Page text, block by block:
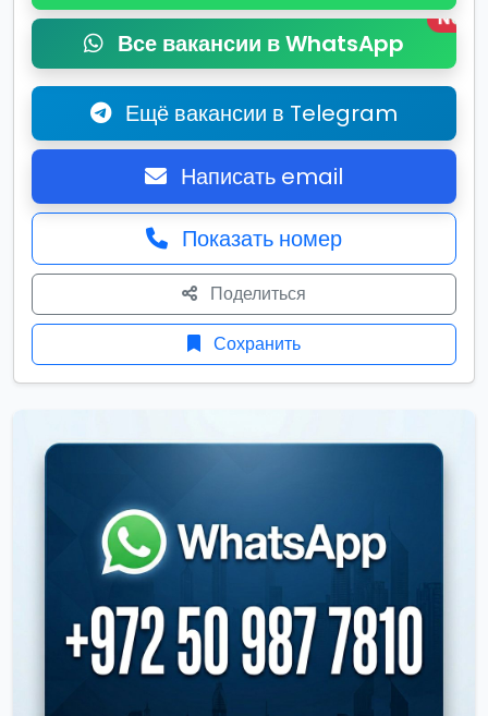
Все вакансии в WhatsApp
New
Ещё вакансии в Telegram
Написать email
Показать номер
Поделиться
Сохранить